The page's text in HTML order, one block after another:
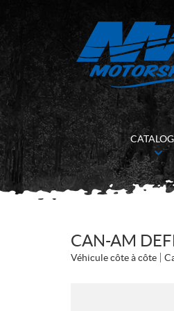
CAN-AM
Véhicule côte à côte